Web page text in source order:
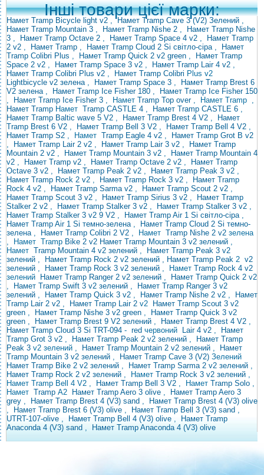
Інші товари цієї марки:
Намет Tramp Bicycle light v2 ,Намет Tramp Cave 3 (V2) Зелений ,
Намет Tramp Mountain 3 , Намет Tramp Nishe 2 ,
Намет Tramp Nishe
3 , Намет Tramp Octave 2 , Намет Tramp Space 4 v2 ,
Намет Tramp
2 v2 , Намет Tramp , Намет Tramp Cloud 2 Si світло-сіра ,
Намет
Tramp Colibri Plus , Намет Tramp Quick 2 v2 green ,
Намет Tramp
Space 2 v2 , Намет Tramp Space 3 v2 , Намет Tramp Lair 4 v2 ,
Намет Tramp Colibri Plus v2 , Намет Tramp Colibri Plus v2
Lightbicycle v2 зелена , Намет Tramp Space 3 ,
Намет Tramp Brest 6
V2 зелена , Намет Tramp Ice Fisher 180 ,
Намет Tramp Ice Fisher 150
,
Намет Tramp Ice Fisher 3 , Намет Tramp Top over , Намет Tramp ,
Намет Tramp Намет Tramp CASTLE 4 , Намет Tramp CASTLE 6 ,
Намет Tramp Baltic wave 5 V2 , Намет Tramp Brest 4 V2 ,
Намет
Tramp Brest 6 V2 , Намет Tramp Bell 3 V2 , Намет Tramp Bell 4 V2 ,
Намет Tramp S2 , Намет Tramp Eagle 4 v2 ,
Намет Tramp Grot B v2
,
Намет Tramp Lair 2 v2 , Намет Tramp Lair 3 v2 ,
Намет Tramp
Mountain 2 v2 , Намет Tramp Mountain 3 v2 ,
Намет Tramp Mountain 4
v2 , Намет Tramp v2 , Намет Tramp Octave 2 v2 ,
Намет Tramp
Octave 3 v2 , Намет Tramp Peak 2 v2 , Намет Tramp Peak 3 v2 ,
Намет Tramp Rock 2 v2 , Намет Tramp Rock 3 v2 ,
Намет Tramp
Rock 4 v2 , Намет Tramp Sarma v2 , Намет Tramp Scout 2 v2 ,
Намет Tramp Scout 3 v2 , Намет Tramp Sirius 3 v2 ,
Намет Tramp
Stalker 2 v2 , Намет Tramp Stalker 3 v2 , Намет Tramp Stalker 3 v2 ,
Намет Tramp Stalker 3 v2 9 V2 , Намет Tramp Air 1 Si світло-сіра ,
Намет Tramp Air 1 Si темно-зелена ,
Намет Tramp Cloud 2 Si темно-
зелена , Намет Tramp Colibri 2 V2 , Намет Tramp Nishe 2 v2 зелена
,
Намет Tramp Bike 2 v2 Намет Tramp Mountain 3 v2 зелений ,
Намет Tramp Mountain 4 v2 зелений ,
Намет Tramp Peak 3 v2
зелений , Намет Tramp Rock 2 v2 зелений , Намет Tramp Peak 2 v2
зелений , Намет Tramp Rock 3 v2 зелений , Намет Tramp Rock 4 v2
зелений
Намет Tramp Ranger 2 v2 зелений ,
Намет Tramp Quick 2 v2
,
Намет Tramp Swift 3 v2 зелений ,
Намет Tramp Ranger 3 v2
зелений , Намет Tramp Quick 3 v2 , Намет Tramp Nishe 2 v2 ,
Намет
Tramp Lair 2 v2 , Намет Tramp Lair 2 v2
Намет Tramp Scout 3 v2
green , Намет Tramp Nishe 3 v2 green ,
Намет Tramp Quick 3 v2
green , Намет Tramp Brest 9 V2 зелений , Намет Tramp Brest 4 V2 ,
Намет Tramp Cloud 3 Si TRT-094 - red червоний Lair 4 v2 ,
Намет
Tramp Grot 3 v2 , Намет Tramp Peak 2 v2 зелений ,
Намет Tramp
Peak 3 v2 зелений , Намет Tramp Mountain 2 v2 зелений ,
Намет
Tramp Mountain 3 v2 зелений , Намет Tramp Cave 3 (V2) Зелений
Намет Tramp Bike 2 v2 зелений , Намет Tramp Sarma 2 v2 зелений ,
Намет Tramp Rock 2 v2 зелений , Намет Tramp Rock 3 v2 зелений ,
Намет Tramp Bell 4 V2 , Намет Tramp Bell 3 V2 , Намет Tramp Solo ,
Намет Tramp A2 Намет Tramp Aero 3 olive ,
Намет Tramp Aero 3
grey , Намет Tramp Brest 4 (V3) sand ,
Намет Tramp Brest 4 (V3) olive
,
Намет Tramp Brest 6 (V3) olive , Намет Tramp Bell 3 (V3) sand ,
UTRT-107-olive , Намет Tramp Bell 4 (V3) olive ,
Намет Tramp
Anaconda 4 (V3) sand , Намет Tramp Anaconda 4 (V3) olive